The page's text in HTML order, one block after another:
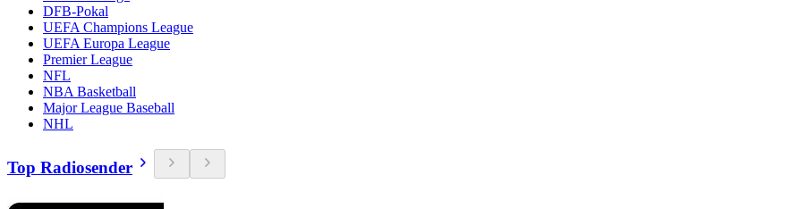
DFB-Pokal
UEFA Champions League
UEFA Europa League
Premier League
NFL
NBA Basketball
Major League Baseball
NHL
Top Radiosender